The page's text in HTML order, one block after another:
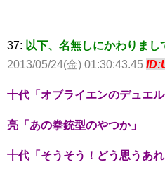
37: 以下、名無しにかわりま
2013/05/24(金) 01:30:43.45
十代「オブライエンのデュエル
亮「あの拳銃型のやつか」
十代「そうそう！どう思うあれ